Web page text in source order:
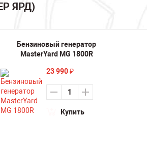
ЯРД)
Бензиновый генератор
MasterYard MG 1800R
23 990 ₽
Купить